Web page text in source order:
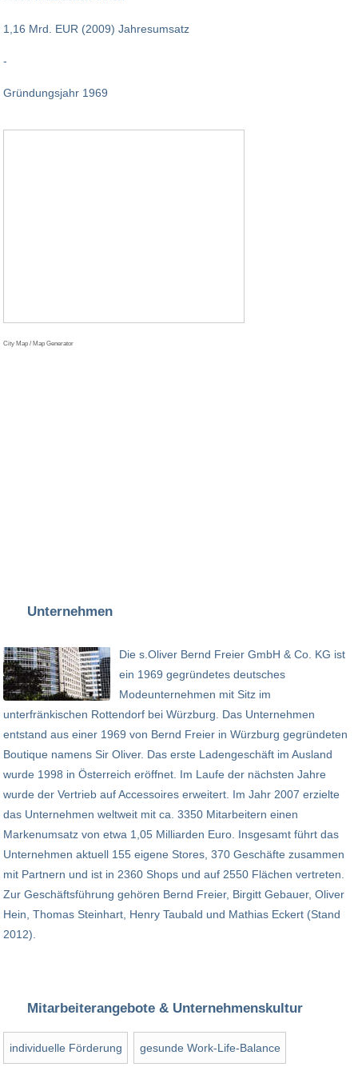
1,16 Mrd. EUR (2009) Jahresumsatz
-
Gründungsjahr 1969
City Map / Map Generator
Unternehmen
Die s.Oliver Bernd Freier GmbH & Co. KG ist
ein 1969 gegründetes deutsches
Modeunternehmen mit Sitz im
unterfränkischen Rottendorf bei Würzburg. Das Unternehmen
entstand aus einer 1969 von Bernd Freier in Würzburg gegründeten
Boutique namens Sir Oliver. Das erste Ladengeschäft im Ausland
wurde 1998 in Österreich eröffnet. Im Laufe der nächsten Jahre
wurde der Vertrieb auf Accessoires erweitert. Im Jahr 2007 erzielte
das Unternehmen weltweit mit ca. 3350 Mitarbeitern einen
Markenumsatz von etwa 1,05 Milliarden Euro. Insgesamt führt das
Unternehmen aktuell 155 eigene Stores, 370 Geschäfte zusammen
mit Partnern und ist in 2360 Shops und auf 2550 Flächen vertreten.
Zur Geschäftsführung gehören Bernd Freier, Birgitt Gebauer, Oliver
Hein, Thomas Steinhart, Henry Taubald und Mathias Eckert (Stand
2012).
Mitarbeiterangebote & Unternehmenskultur
individuelle Förderung gesunde Work-Life-Balance